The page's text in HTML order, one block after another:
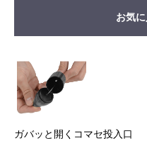
お気
ガバッと開くコマセ投入口